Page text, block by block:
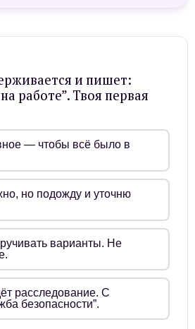
и пишет:
работе”. Твоя первая
— чтобы всё было в
но подожду и уточню
варианты. Не
расследование. С
безопасности”.